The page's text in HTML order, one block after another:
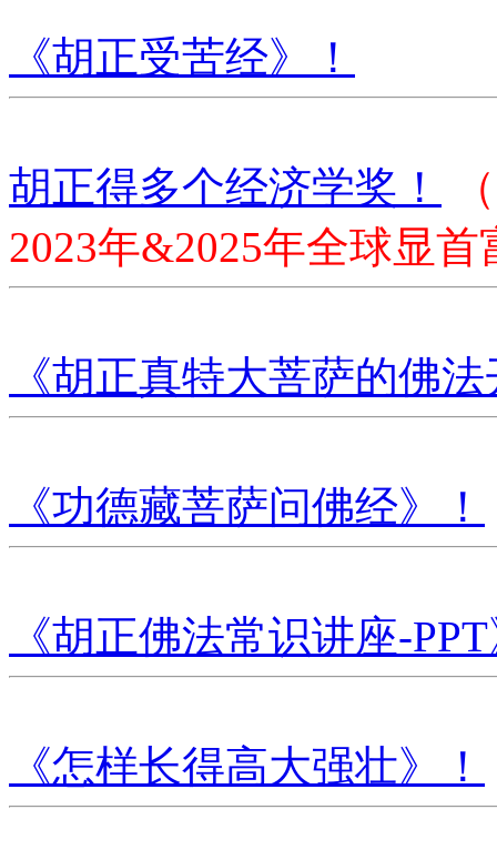
《胡正受苦经》！
胡正得多个经济学奖！
2023年&2025年全球显
《胡正真特大菩萨的佛
《功德藏菩萨问佛经》！
《胡正佛法常识讲座-
《怎样长得高大强壮》！